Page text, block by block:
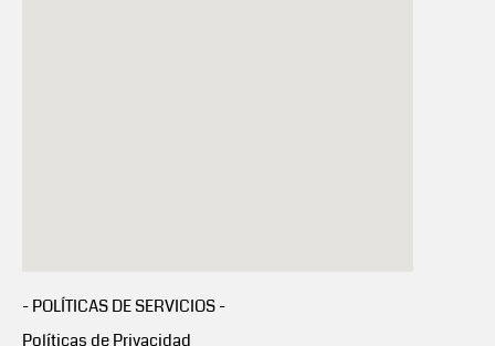
- POLÍTICAS DE SERVICIOS -
Políticas de Privacidad